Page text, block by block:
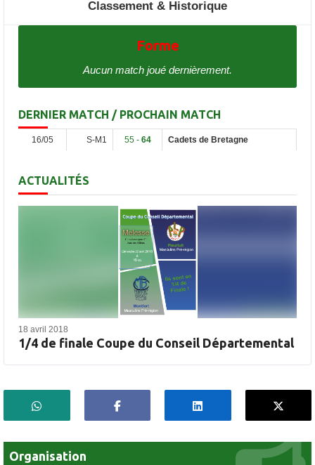
Classement & Historique
Forme
Aucun match joué dernièrement.
DERNIER MATCH / PROCHAIN MATCH
16/05 S-M1 55 - 64 Cadets de Bretagne
ACTUALITÉS
18 avril 2018
1/4 de finale Coupe du Conseil Départemental
Organisation